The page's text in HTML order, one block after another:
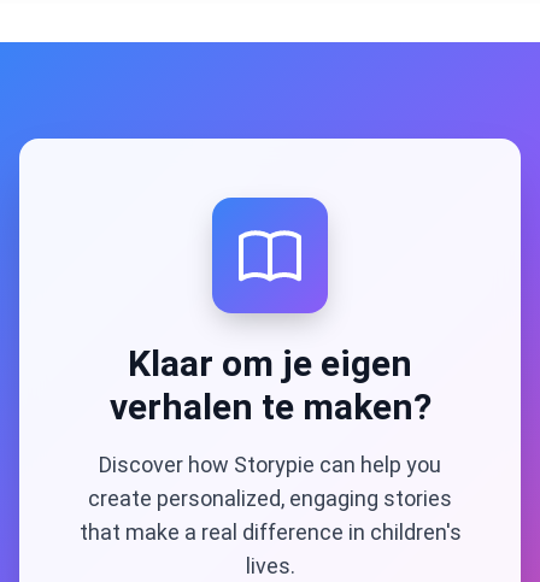
Klaar om je eigen
verhalen te maken?
Discover how Storypie can help you
create personalized, engaging stories
that make a real difference in children's
lives.